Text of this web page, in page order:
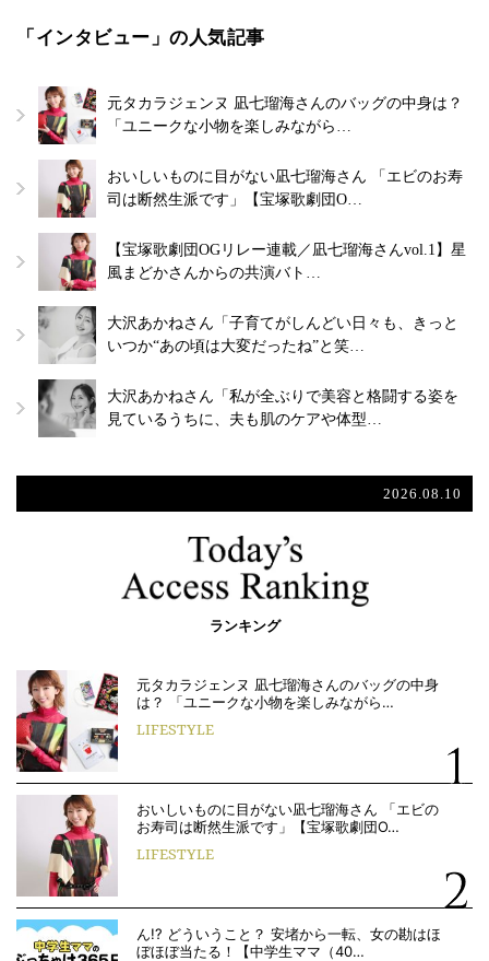
「インタビュー」の人気記事
元タカラジェンヌ 凪七瑠海さんのバッグの中身は？
「ユニークな小物を楽しみながら…
おいしいものに目がない凪七瑠海さん 「エビのお寿
司は断然生派です」【宝塚歌劇団O…
【宝塚歌劇団OGリレー連載／凪七瑠海さんvol.1】星
風まどかさんからの共演バト…
大沢あかねさん「子育てがしんどい日々も、きっと
いつか“あの頃は大変だったね”と笑…
大沢あかねさん「私が全ぶりで美容と格闘する姿を
見ているうちに、夫も肌のケアや体型…
2026.08.10
ランキング
元タカラジェンヌ 凪七瑠海さんのバッグの中身
は？ 「ユニークな小物を楽しみながら…
LIFESTYLE
おいしいものに目がない凪七瑠海さん 「エビの
お寿司は断然生派です」【宝塚歌劇団O…
LIFESTYLE
ん!? どういうこと？ 安堵から一転、女の勘はほ
ぼほぼ当たる！【中学生ママ（40…